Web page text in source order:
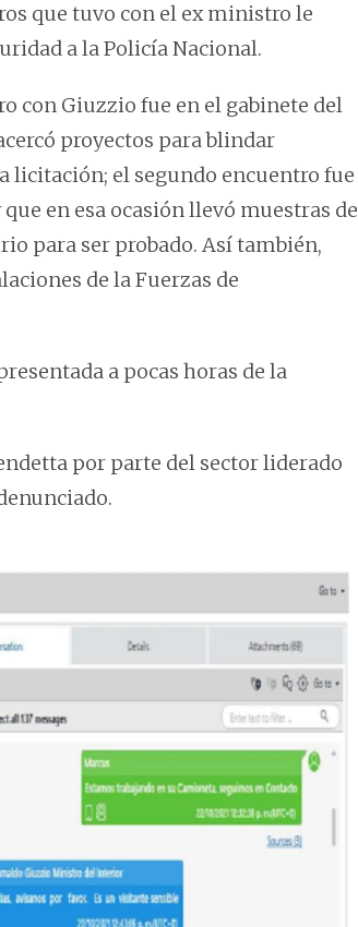
que tuvo con el ex ministro le
a la Policía Nacional.
con Giuzzio fue en el gabinete del
proyectos para blindar
licitación; el segundo encuentro fue
en esa ocasión llevó muestras de
para ser probado. Así también,
de la Fuerzas de
a pocas horas de la
por parte del sector liderado